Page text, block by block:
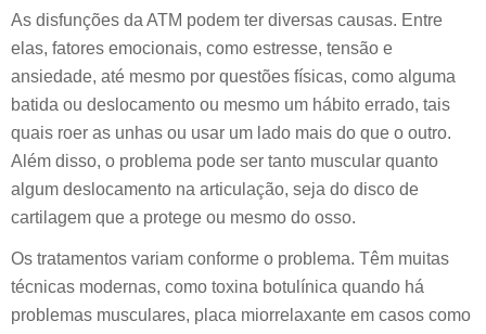
As disfunções da ATM podem ter diversas causas. Entre
elas, fatores emocionais, como estresse, tensão e
ansiedade, até mesmo por questões físicas, como alguma
batida ou deslocamento ou mesmo um hábito errado, tais
quais roer as unhas ou usar um lado mais do que o outro.
Além disso, o problema pode ser tanto muscular quanto
algum deslocamento na articulação, seja do disco de
cartilagem que a protege ou mesmo do osso.
Os tratamentos variam conforme o problema. Têm muitas
técnicas modernas, como toxina botulínica quando há
problemas musculares, placa miorrelaxante em casos como